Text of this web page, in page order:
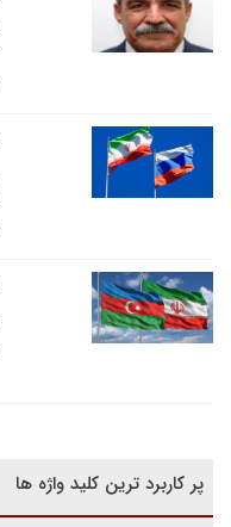
پر کاربرد ترین کلید واژه ها